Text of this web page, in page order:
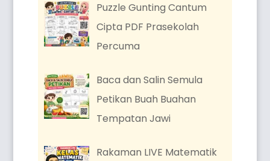
Puzzle Gunting Cantum
Cipta PDF Prasekolah
Percuma
Baca dan Salin Semula
Petikan Buah Buahan
Tempatan Jawi
Rakaman LIVE Matematik